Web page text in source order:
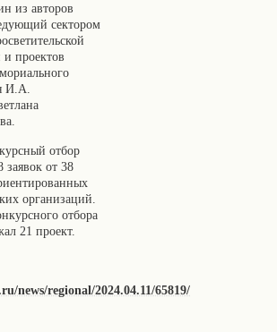
из авторов
сектором
и проектов
И.А.
отбор
заявок от 38
организаций.
отбора
21 проект.
news/regional/2024.04.11/65819/